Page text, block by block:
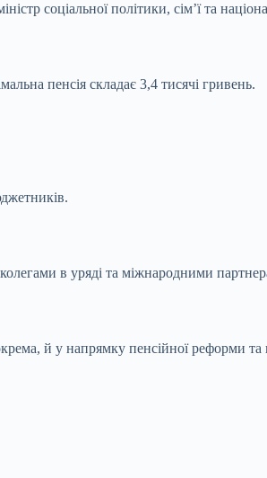
соціальної політики, сім’ї та
пенсія складає 3,4 тисячі гривень.
колегами в уряді та міжнародними
й у напрямку пенсійної реформи та